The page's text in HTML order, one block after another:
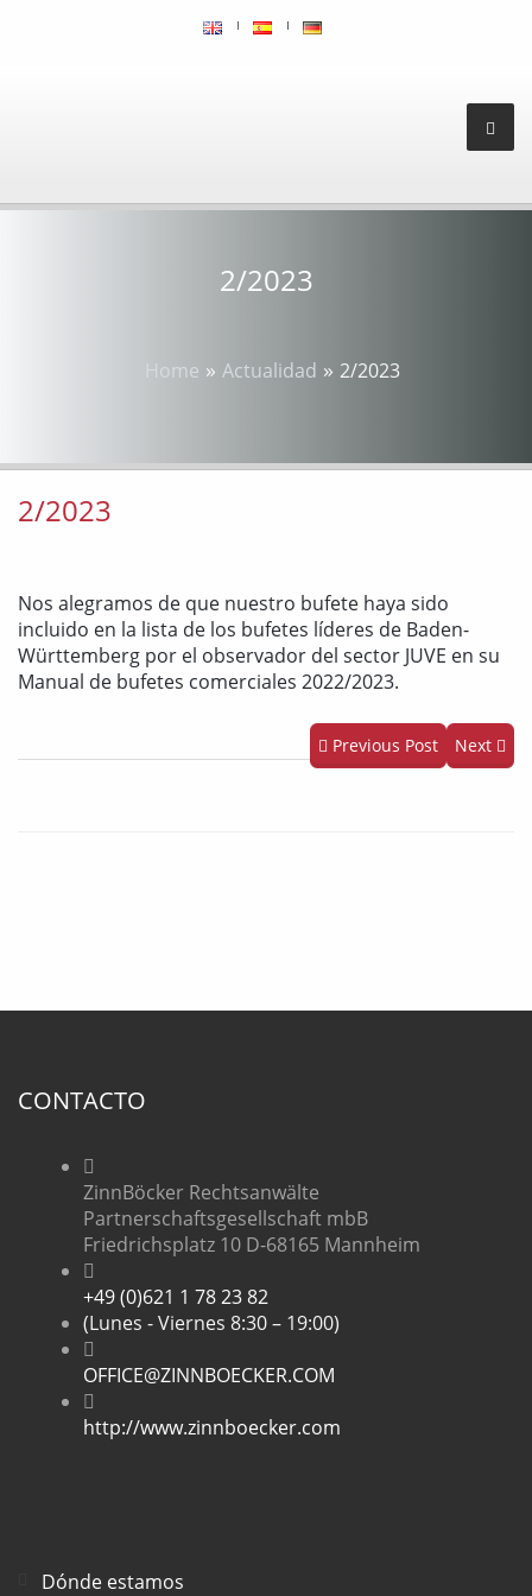
2/2023
Home » Actualidad » 2/2023
2/2023
Nos alegramos de que nuestro bufete haya sido
incluido en la lista de los bufetes líderes de Baden-
Württemberg por el observador del sector JUVE en su
Manual de bufetes comerciales 2022/2023.
Previous Post Next
CONTACTO
ZinnBöcker Rechtsanwälte
Partnerschaftsgesellschaft mbB
Friedrichsplatz 10 D-68165 Mannheim
+49 (0)621 1 78 23 82
(Lunes - Viernes 8:30 – 19:00)
OFFICE@ZINNBOECKER.COM
http://www.zinnboecker.com
Dónde estamos